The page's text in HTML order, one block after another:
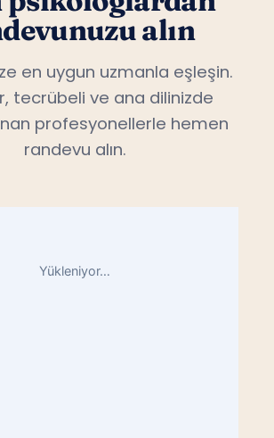
alın
en uygun uzmanla eşleşin.
tecrübeli ve ana dilinizde
profesyonellerle hemen
randevu alın.